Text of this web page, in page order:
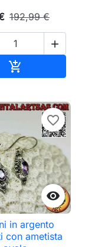
192,99 €



favorite_border
in argento
con ametista